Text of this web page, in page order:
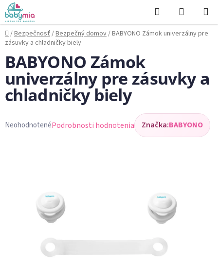
Prejsť
na
obsah
Hľadať
KOŠÍK
Domov
/Bezpečnosť/Bezpečný domov/BABYONO Zámok univerzálny pre
zásuvky a chladničky biely
BABYONO Zámok
univerzálny pre zásuvky a
chladničky biely
Priemerné
NeohodnotenéPodrobnosti hodnotenia Značka:BABYONO